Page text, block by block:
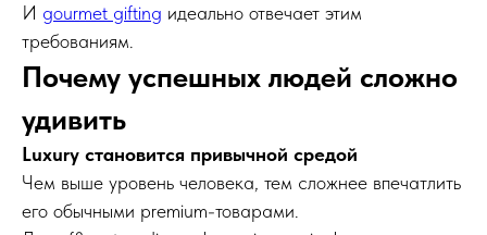
И gourmet gifting идеально отвечает этим
требованиям.
Почему успешных людей сложно
удивить
Luxury становится привычной средой
Чем выше уровень человека, тем сложнее впечатлить
его обычными premium-товарами.